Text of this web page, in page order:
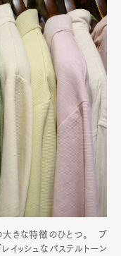
大きな特徴のひとつ。 ブ
イッシュなパステルトーン